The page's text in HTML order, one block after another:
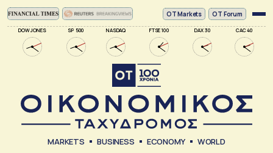
DOW JONES SP 500 NASDAQ FTSE 100 DAX 30 CAC 40
ΟΤ Markets OT Forum
MARKETS BUSINESS ECONOMY WORLD